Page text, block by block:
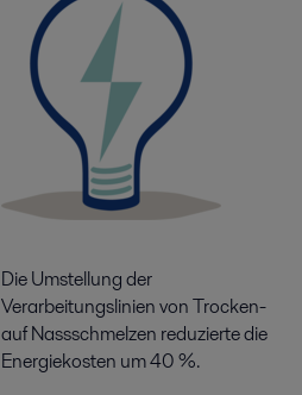
Die Umstellung der
Verarbeitungslinien von Trocken-
auf Nassschmelzen reduzierte die
Energiekosten um 40 %.